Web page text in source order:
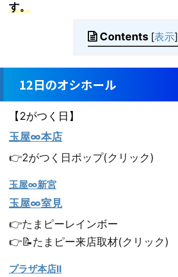
す。
Contents [表示]
12日のオシホール
【2がつく日】
玉屋∞本店
👉2がつく日ポップ(クリック)
玉屋∞新宮
玉屋∞室見
👉たまピーレインボー
👉📝たまピー来店取材(クリック)
プラザ本店Ⅱ